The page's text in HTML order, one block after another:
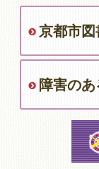
京都市
障害の